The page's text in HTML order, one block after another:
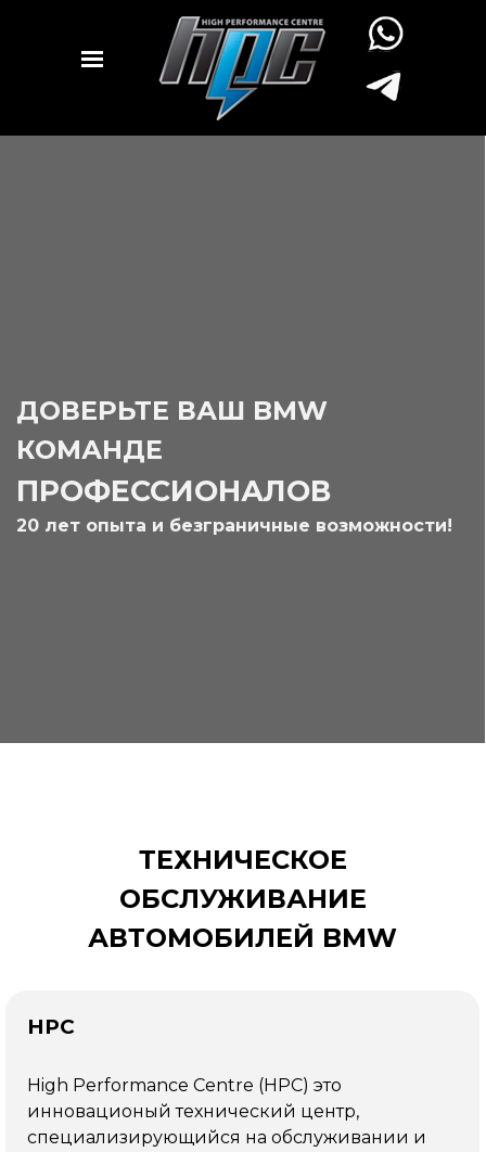
ДОВЕРЬТЕ ВАШ BMW
КОМАНДЕ
ПРОФЕССИОНАЛОВ
20 лет опыта и безграничные возможности!
ТЕХНИЧЕСКОЕ
ОБСЛУЖИВАНИЕ
АВТОМОБИЛЕЙ BMW
HPC
High Performance Centre (HPC) это
инновационый технический центр,
специализирующийся на обслуживании и
Диагностика
от
6000₽